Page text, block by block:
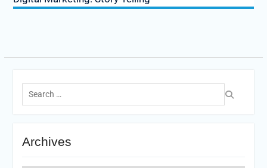
Search
for:
Archives